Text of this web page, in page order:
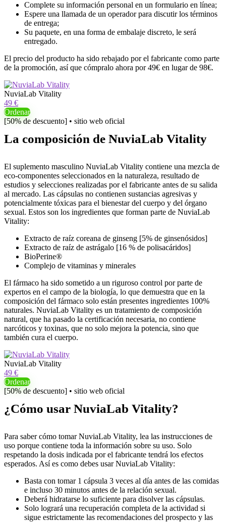
Complete su información personal en un formulario en línea;
Espere una llamada de un operador para discutir los términos
de entrega;
Su paquete, en una forma de embalaje discreto, le será
entregado.
El precio del producto ha sido rebajado por el fabricante como parte
de la promoción, así que cómpralo ahora por 49€ en lugar de 98€.
NuviaLab Vitality
49 €
Ordenar
[50% de descuento] • sitio web oficial
La composición de NuviaLab Vitality
El suplemento masculino NuviaLab Vitality contiene una mezcla de
eco-componentes seleccionados en la naturaleza, resultado de
estudios y selecciones realizadas por el fabricante antes de su salida
al mercado. Las cápsulas no contienen sustancias agresivas y
potencialmente tóxicas para el bienestar del cuerpo y del órgano
sexual. Estos son los ingredientes que forman parte de NuviaLab
Vitality:
Extracto de raíz coreana de ginseng [5% de ginsenósidos]
Extracto de raíz de astrágalo [16 % de polisacáridos]
BioPerine®
Complejo de vitaminas y minerales
El fármaco ha sido sometido a un riguroso control por parte de
expertos en el campo de la biología, lo que demuestra que en la
composición del fármaco solo están presentes ingredientes 100%
naturales. NuviaLab Vitality es un tratamiento de composición
natural, que ha pasado la certificación necesaria, no contiene
narcóticos y toxinas, que no solo mejora la potencia, sino que
también cura el cuerpo.
NuviaLab Vitality
49 €
Ordenar
[50% de descuento] • sitio web oficial
¿Cómo usar NuviaLab Vitality?
Para saber cómo tomar NuviaLab Vitality, lea las instrucciones de
uso porque contiene toda la información sobre su uso. Solo
respetando la dosis indicada por el fabricante tendrá los efectos
esperados. Así es como debes usar NuviaLab Vitality:
Basta con tomar 1 cápsula 3 veces al día antes de las comidas
e incluso 30 minutos antes de la relación sexual.
Deberá hidratarse lo suficiente para disolver las cápsulas.
Solo logrará una recuperación completa de la actividad si
sigue estrictamente las recomendaciones del prospecto y las